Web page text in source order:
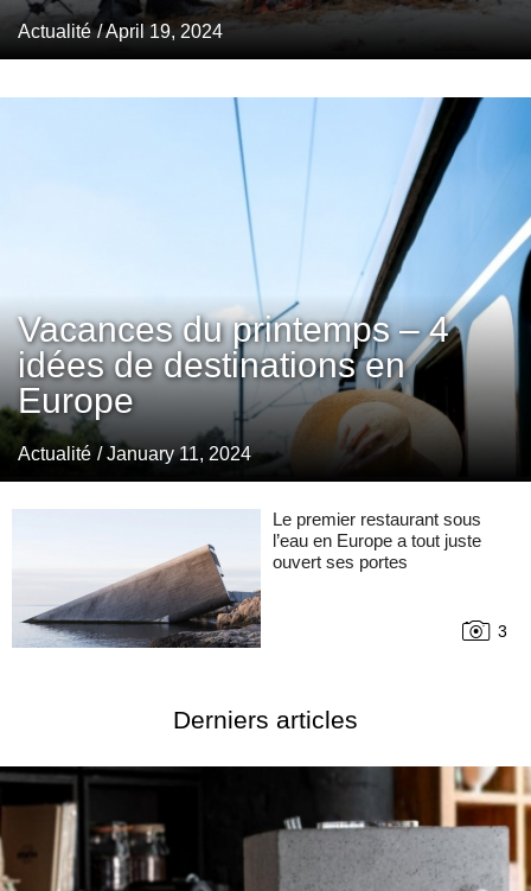
Actualité / April 19, 2024
Vacances du printemps – 4
idées de destinations en
Europe
Actualité / January 11, 2024
Le premier restaurant sous
l’eau en Europe a tout juste
ouvert ses portes
3
Derniers articles